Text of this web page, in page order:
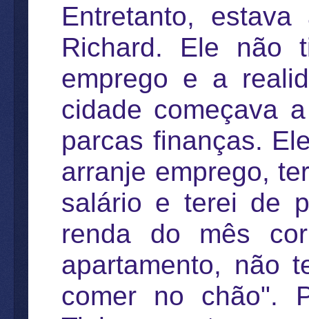
Entretanto,
Richard. Ele não
emprego e a
cidade começava
parcas finanças.
arranje emprego,
salário e terei de
renda do mês
apartamento, não
comer no chão".